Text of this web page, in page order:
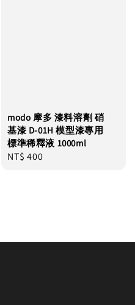
modo 摩多 漆料溶劑 硝
基漆 D-01H 模型漆專用
標準稀釋液 1000ml
Regular
NT$ 400